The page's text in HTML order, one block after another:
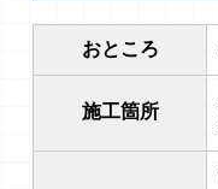
おところ
施工箇所